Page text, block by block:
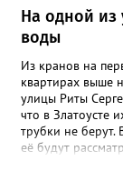
На одной из
воды
Из кранов на
квартирах выше
улицы Риты
что в Златоусте
трубки не
её будут